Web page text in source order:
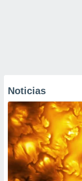
Noticias